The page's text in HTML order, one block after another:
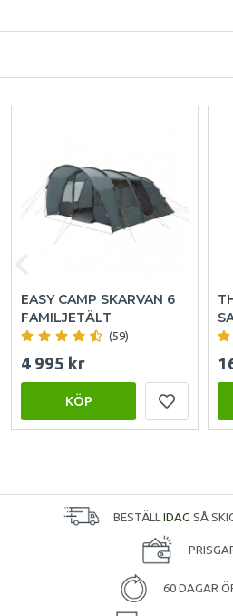
EASY CAMP SKARVAN 6
FAMILJETÄLT
(59)
4 995 kr
KÖP
BESTÄLL IDAG SÅ
60 DAGAR